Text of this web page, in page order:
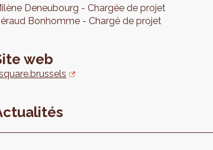
Deneubourg
Chargée de projet
Bonhomme Chargé de projet
web